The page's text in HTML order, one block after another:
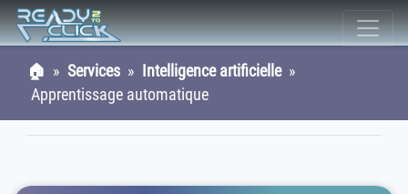
🏠 » Services » Intelligence artificielle»
Apprentissage automatique